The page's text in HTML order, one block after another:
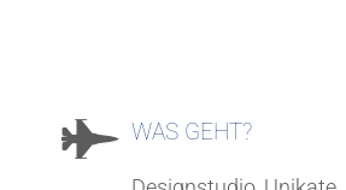
WAS GEHT?